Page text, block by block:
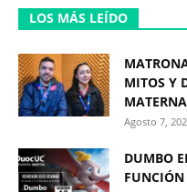
LOS MÁS LEÍDO
MITOS Y
MATERNA
Agosto 7,
DUMBO
FUNCIÓN